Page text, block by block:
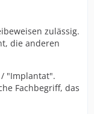
zulässig.
die anderen
"Implantat".
Fachbegriff, das